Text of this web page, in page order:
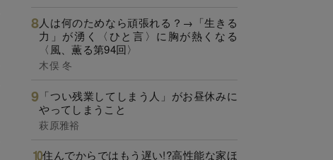
人は何のためなら頑張れる？→「生きる
力」が湧く〈ひと言〉に胸が熱くなる
〈風、薫る第94回〉
木俣 冬
「つい残業してしまう人」がお昼休みに
やってしまうこと
萩原雅裕
住んでからではもう遅い!?高性能な家ほ